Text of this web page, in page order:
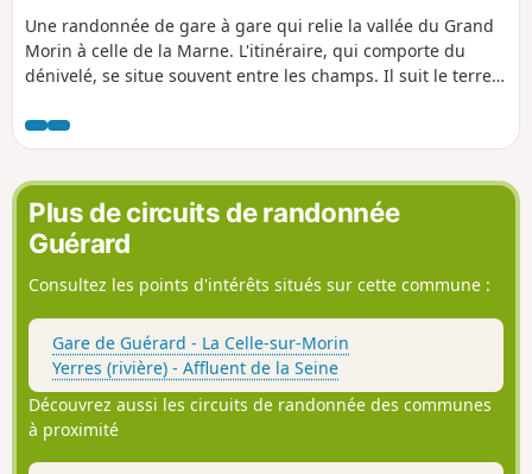
Une randonnée de gare à gare qui relie la vallée du Grand
Morin à celle de la Marne. L'itinéraire, qui comporte du
dénivelé, se situe souvent entre les champs. Il suit le terre-
en deux tronçons.
Plus de circuits de randonnée
Guérard
Consultez les points d'intérêts situés sur cette commune :
Gare de Guérard - La Celle-sur-Morin
Yerres (rivière) - Affluent de la Seine
Découvrez aussi les circuits de randonnée des communes
à proximité